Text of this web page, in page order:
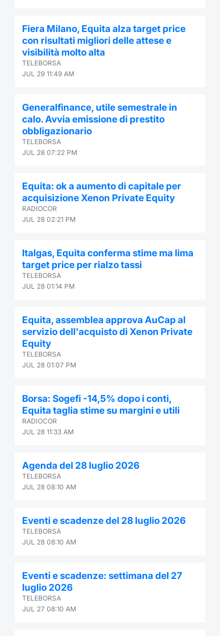
Fiera Milano, Equita alza target price
con risultati migliori delle attese e
visibilità molto alta
TELEBORSA
JUL 29 11:49 AM
Generalfinance, utile semestrale in
calo. Avvia emissione di prestito
obbligazionario
TELEBORSA
JUL 28 07:22 PM
Equita: ok a aumento di capitale per
acquisizione Xenon Private Equity
RADIOCOR
JUL 28 02:21 PM
Italgas, Equita conferma stime ma lima
target price per rialzo tassi
TELEBORSA
JUL 28 01:14 PM
Equita, assemblea approva AuCap al
servizio dell'acquisto di Xenon Private
Equity
TELEBORSA
JUL 28 01:07 PM
Borsa: Sogefi -14,5% dopo i conti,
Equita taglia stime su margini e utili
RADIOCOR
JUL 28 11:33 AM
Agenda del 28 luglio 2026
TELEBORSA
JUL 28 08:10 AM
Eventi e scadenze del 28 luglio 2026
TELEBORSA
JUL 28 08:10 AM
Eventi e scadenze: settimana del 27
luglio 2026
TELEBORSA
JUL 27 08:10 AM